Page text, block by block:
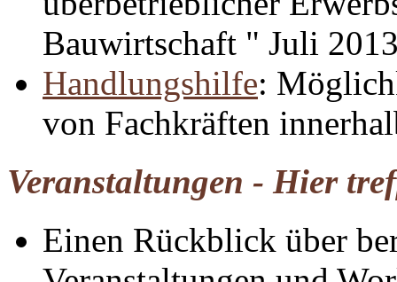
Bauwirtschaft " Juli
Handlungshilfe:
von Fachkräften
Veranstaltungen - Hier
Einen Rückblick über